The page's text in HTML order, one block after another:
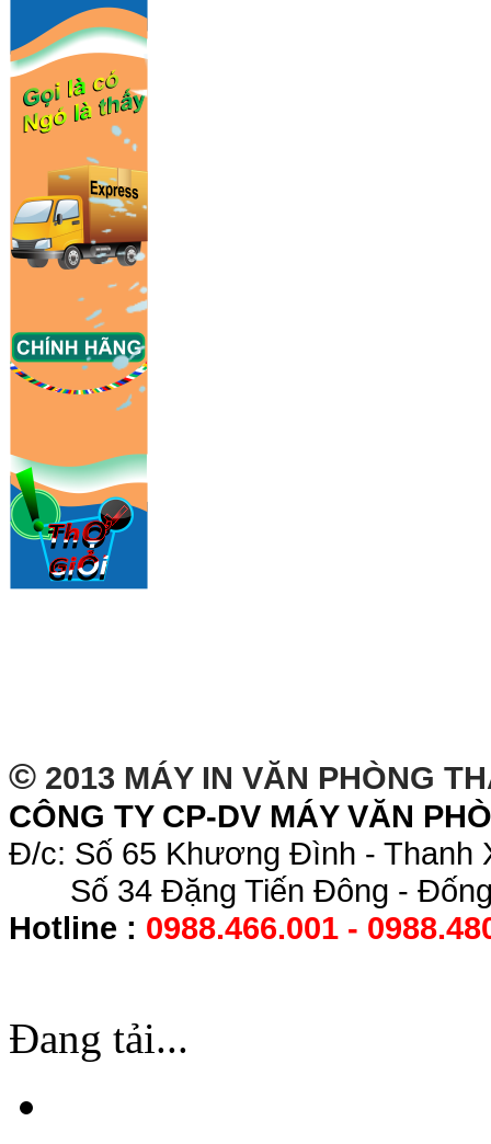
© 2013 MÁY IN VĂN PHÒNG
CÔNG TY CP-DV MÁY VĂN
Đ/c: Số 65 Khương Đình - Thanh
Số 34 Đặng Tiến Đông -
Hotline : 0988.466.001 -
Đang tải...